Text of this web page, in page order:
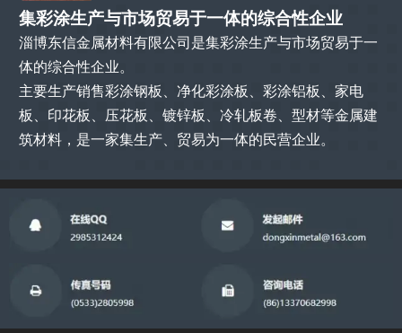
集彩涂生产与市场贸易于一体的综合性企业
淄博东信金属材料有限公司是集彩涂生产与市场贸易于一
体的综合性企业。
主要生产销售彩涂钢板、净化彩涂板、彩涂铝板、家电
板、印花板、压花板、镀锌板、冷轧板卷、型材等金属建
筑材料，是一家集生产、贸易为一体的民营企业。